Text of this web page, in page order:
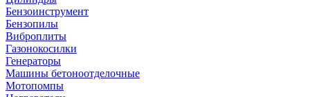
Бензоинструмент
Бензопилы
Виброплиты
Газонокосилки
Генераторы
Машины бетоноотделочные
Мотопомпы